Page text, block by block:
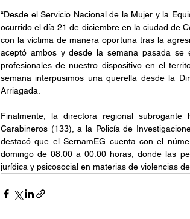
“Desde el Servicio Nacional de la Mujer y la
ocurrido el día 21 de diciembre en la ciudad de
con la víctima de manera oportuna tras la
aceptó ambos y desde la semana pasada se
profesionales de nuestro dispositivo en el
semana interpusimos una querella desde la
Arriagada.
Finalmente, la directora regional
Carabineros (133), a la Policía de
destacó que el SernamEG cuenta con el
domingo de 08:00 a 00:00 horas, donde las
jurídica y psicosocial en materias de violencias